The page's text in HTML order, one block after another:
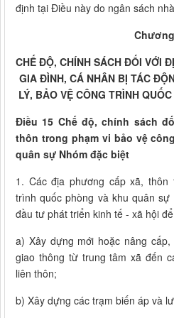
định tại Điều này do ngân sách
CHẾ ĐỘ, CHÍNH SÁCH ĐỐI VỚI
GIA ĐÌNH, CÁ NHÂN BỊ TÁC
LÝ, BẢO VỆ CÔNG TRÌNH
Điều 15 Chế độ, chính sách
thôn trong phạm vi bảo vệ
quân sự Nhóm đặc biệt
1. Các địa phương cấp xã,
trình quốc phòng và khu quân
đầu tư phát triển kinh tế - xã hội
a) Xây dựng mới hoặc nâng
giao thông từ trung tâm xã đến
liên thôn;
b) Xây dựng các trạm biến áp và